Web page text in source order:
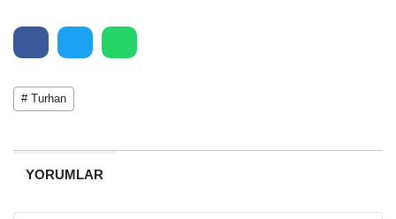
# Turhan
YORUMLAR